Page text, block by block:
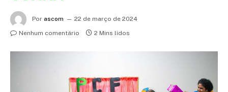
Por ascom
22 de março de 2024
Nenhum comentário
2 Mins lidos